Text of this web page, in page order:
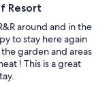
Resort
around and in the
to stay here again
garden and areas
! This is a great